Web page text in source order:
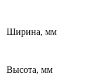
Ширина, мм
Высота, мм